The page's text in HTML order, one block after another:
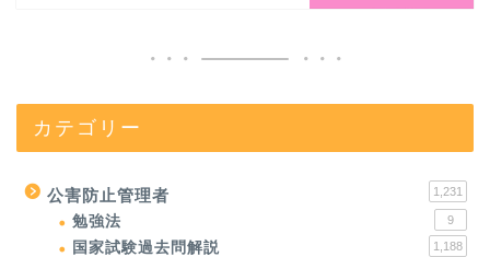
カテゴリー
公害防止管理者 1,231
勉強法 9
国家試験過去問解説 1,188